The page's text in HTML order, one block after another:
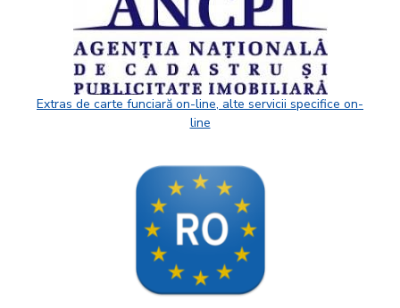
Extras de carte funciară on-line, alte servicii specifice on-
line